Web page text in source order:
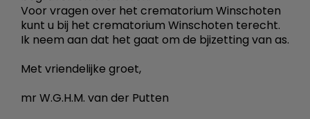
Voor vragen over het crematorium Winschoten
kunt u bij het crematorium Winschoten terecht.
Ik neem aan dat het gaat om de bjizetting van as.
Met vriendelijke groet,
mr W.G.H.M. van der Putten